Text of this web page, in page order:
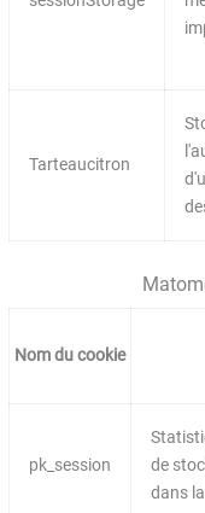
Tarteaucitron
Nom du cookie
pk_session
de
dans